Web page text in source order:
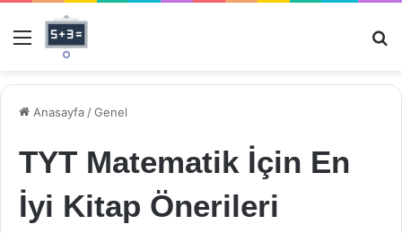
Menü
Anasayfa /Genel
TYT Matematik İçin En
İyi Kitap Önerileri